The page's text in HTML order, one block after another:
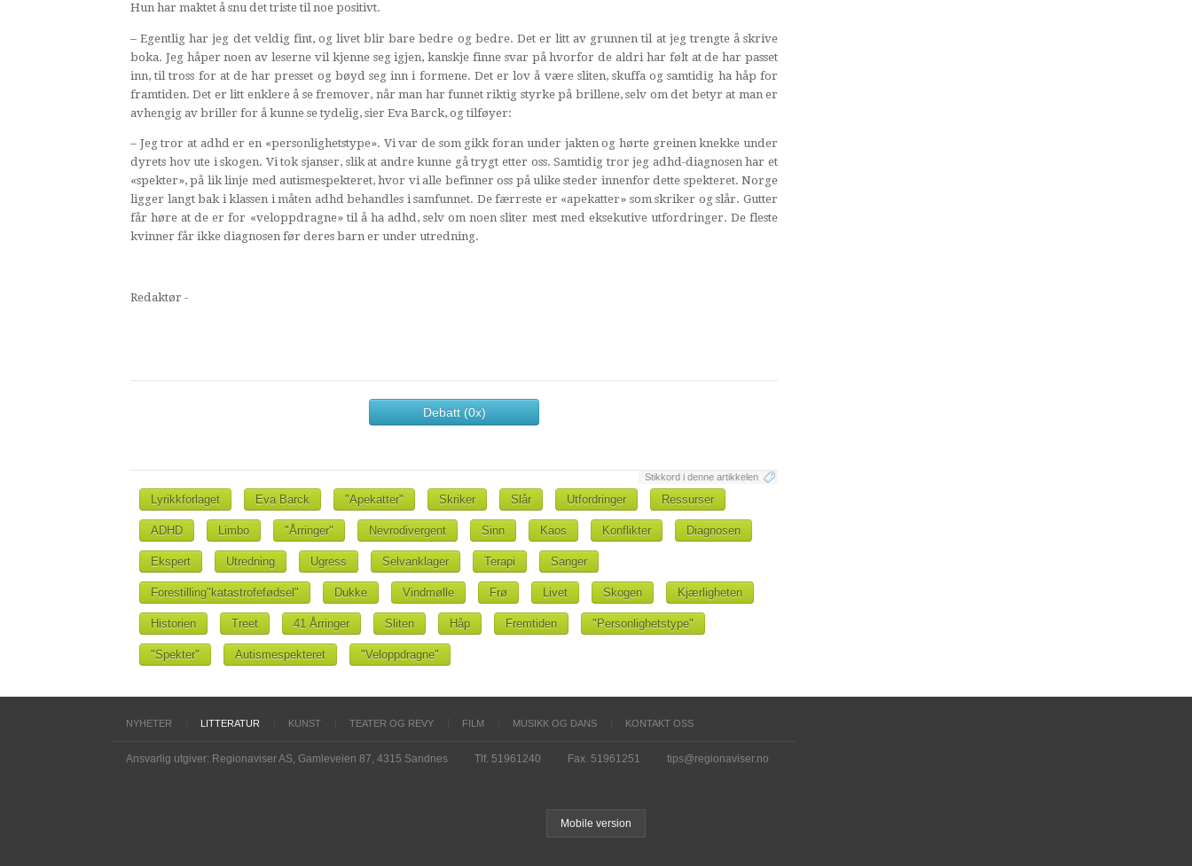
Hun har maktet å snu det triste til noe positivt.
– Egentlig har jeg det veldig fint, og livet blir bare bedre og bedre. Det er litt av grunnen til at jeg trengte å skrive
boka. Jeg håper noen av leserne vil kjenne seg igjen, kanskje finne svar på hvorfor de aldri har følt at de har passet
inn, til tross for at de har presset og bøyd seg inn i formene. Det er lov å være sliten, skuffa og samtidig ha håp for
framtiden. Det er litt enklere å se fremover, når man har funnet riktig styrke på brillene, selv om det betyr at man er
avhengig av briller for å kunne se tydelig, sier Eva Barck, og tilføyer:
– Jeg tror at adhd er en «personlighetstype». Vi var de som gikk foran under jakten og hørte greinen knekke under
dyrets hov ute i skogen. Vi tok sjanser, slik at andre kunne gå trygt etter oss. Samtidig tror jeg adhd-diagnosen har et
«spekter», på lik linje med autismespekteret, hvor vi alle befinner oss på ulike steder innenfor dette spekteret. Norge
ligger langt bak i klassen i måten adhd behandles i samfunnet. De færreste er «apekatter» som skriker og slår. Gutter
får høre at de er for «veloppdragne» til å ha adhd, selv om noen sliter mest med eksekutive utfordringer. De fleste
kvinner får ikke diagnosen før deres barn er under utredning.
Redaktør -
Debatt (0x)
Stikkord i denne artikkelen
Lyrikkforlaget Eva Barck "Apekatter" Skriker Slår Utfordringer Ressurser
ADHD Limbo "Årringer" Nevrodivergent Sinn Kaos Konflikter Diagnosen
Ekspert Utredning Ugress Selvanklager Terapi Sanger
Forestilling"katastrofefødsel" Dukke Vindmølle Frø Livet Skogen Kjærligheten
Historien Treet 41 Årringer Sliten Håp Fremtiden "Personlighetstype"
"Spekter" Autismespekteret "Veloppdragne"
NYHETER LITTERATUR KUNST TEATER OG REVY FILM MUSIKK OG DANS KONTAKT OSS
Ansvarlig utgiver: Regionaviser AS, Gamleveien 87, 4315 Sandnes Tlf. 51961240 Fax. 51961251 tips@regionaviser.no
Mobile version